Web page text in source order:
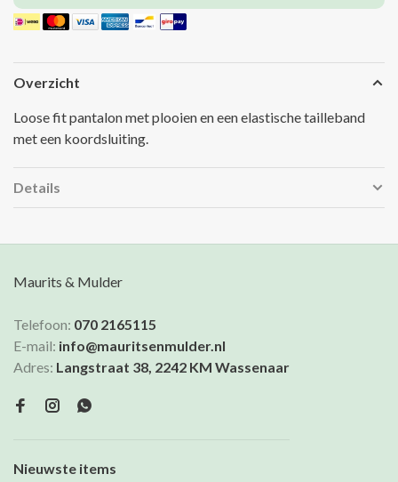
Overzicht
Loose fit pantalon met plooien en een elastische tailleband
met een koordsluiting.
Details
Maurits & Mulder
Telefoon: 070 2165115
E-mail: info@mauritsenmulder.nl
Adres: Langstraat 38, 2242 KM Wassenaar
Nieuwste items